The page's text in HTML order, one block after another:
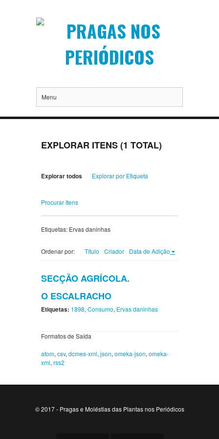
Menu
EXPLORAR ITENS (1 TOTAL)
Explorar todos Explorar por Etiqueta
Procurar Itens
Etiquetas: Ervas daninhas
Ordenar por: Título Criador Data de Adição
SECÇÃO AGRÍCOLA.
O ESCALRACHO
Etiquetas: 1898, Consumo, Ervas daninhas
Formatos de Saída
atom, csv, dcmes-xml, json, omeka-json, omeka-
xml, rss2
© 2017 - Pragas e Moléstias das Plantas nos Periódicos